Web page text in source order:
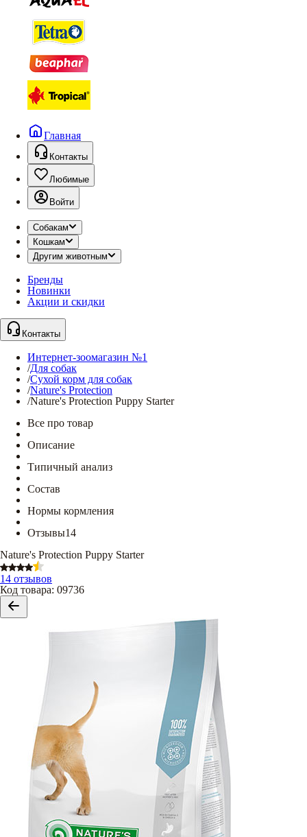
Главная
Контакты
Любимые
Войти
Собакам
Кошкам
Другим животным
Бренды
Новинки
Акции и скидки
Контакты
Интернет-зоомагазин №1
/Для собак
/Сухой корм для собак
/Nature's Protection
/Nature's Protection Puppy Starter
Все про товар
Описание
Типичный анализ
Состав
Нормы кормления
Отзывы14
Nature's Protection Puppy Starter
14 отзывов
Код товара: 09736